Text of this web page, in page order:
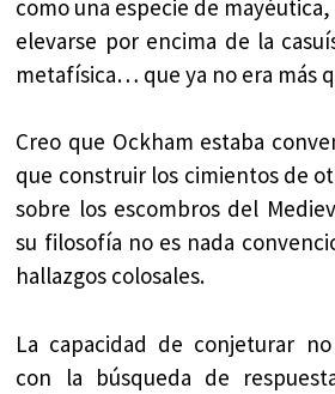
como una especie de mayéutica,
elevarse por encima de la
metafísica… que ya no era más
Creo que Ockham estaba
que construir los cimientos de
sobre los escombros del
su filosofía no es nada
hallazgos colosales.
La capacidad de conjeturar
con la búsqueda de